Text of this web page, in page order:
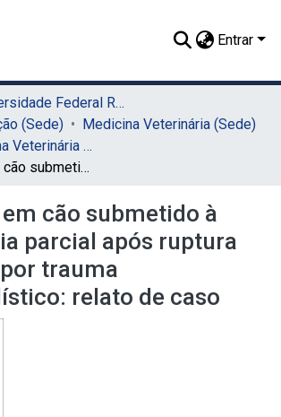
Entrar
01. Universidade Federal Rural de Pernambuco - UFRPE (Sede)
(Sede)
Medicina Veterinária (Sede)
TCC - Medicina Veterinária (Sede)
Anestesia em cão submetido à cistectomia parcial após ruptura de bexiga por trauma automobilístico: relato de caso
cão submetido à
parcial após ruptura
trauma
relato de caso